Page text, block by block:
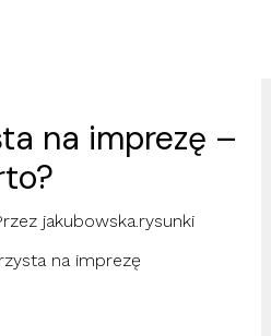
na imprezę –
jakubowska.rysunki